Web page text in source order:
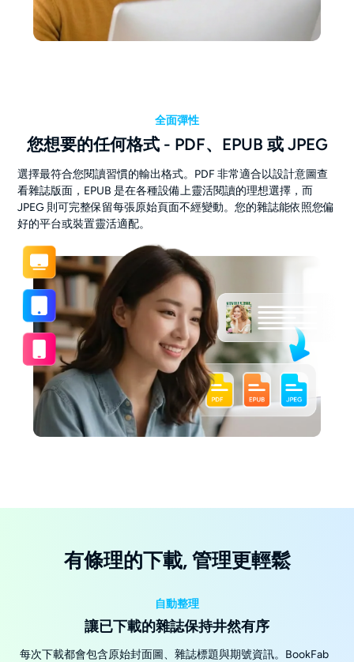
全面彈性
您想要的任何格式 - PDF、EPUB 或 JPEG
選擇最符合您閱讀習慣的輸出格式。PDF 非常適合以設計意圖查
看雜誌版面，EPUB 是在各種設備上靈活閱讀的理想選擇，而
JPEG 則可完整保留每張原始頁面不經變動。您的雜誌能依照您偏
好的平台或裝置靈活適配。
有條理的下載, 管理更輕鬆
自動整理
讓已下載的雜誌保持井然有序
每次下載都會包含原始封面圖、雜誌標題與期號資訊。BookFab